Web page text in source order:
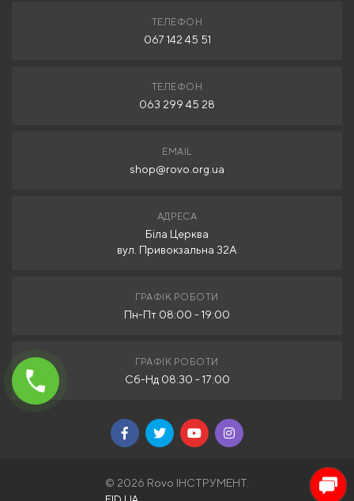
ТЕЛЕФОН
067 142 45 51
ТЕЛЕФОН
063 299 45 28
EMAIL
shop@rovo.org.ua
АДРЕСА
Біла Церква
вул. Привокзальна 32А
ГРАФІК РОБОТИ
Пн-Пт 08:00 - 19:00
ГРАФІК РОБОТИ
Сб-Нд 08:30 - 17:00
© 2026 Rovo ІНСТРУМЕНТ.